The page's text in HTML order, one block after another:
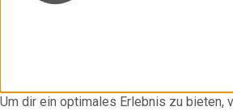
Um dir ein optimales Erlebnis zu bieten,